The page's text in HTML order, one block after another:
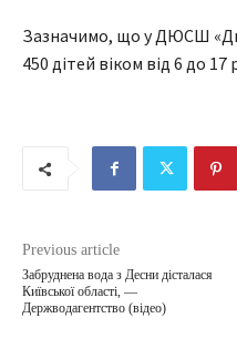
Зазначимо, що у ДЮСШ
450 дітей віком від 6 до 17
Previous article
Забруднена вода з Десни дісталася
Київської області, —
Держводагентство (відео)